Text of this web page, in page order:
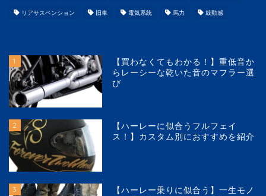
リアサスペンション 旧車 電気系統 馬力 鼓動感
1
【買わなくてもわかる！】重低音か
らレーシーな乾いた音のマフラー選
び
2
【ハーレーに似合うフルフェイ
ス！】カスタム別におすすめを紹介
3
【ハーレー乗りに似合う】一生モノ